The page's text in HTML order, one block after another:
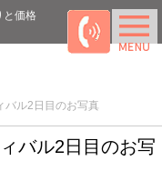
と価格
ル2日目のお写真
バル2日目のお写